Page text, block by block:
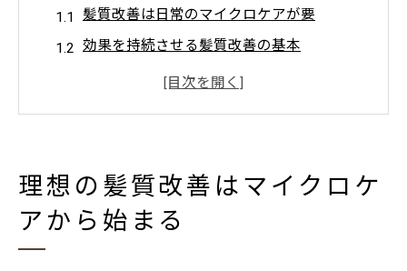
髪質改善は日常のマイクロケアが要
効果を持続させる髪質改善の基本
美髪実現へ髪質改善と習慣の関係
マイクロケアで髪質改善を長持ちさせる
髪質改善後のケアが美髪を守る理由
理想の髪質改善はマイクロケ
アから始まる